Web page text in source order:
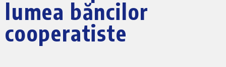
lumea băncilor
cooperatiste